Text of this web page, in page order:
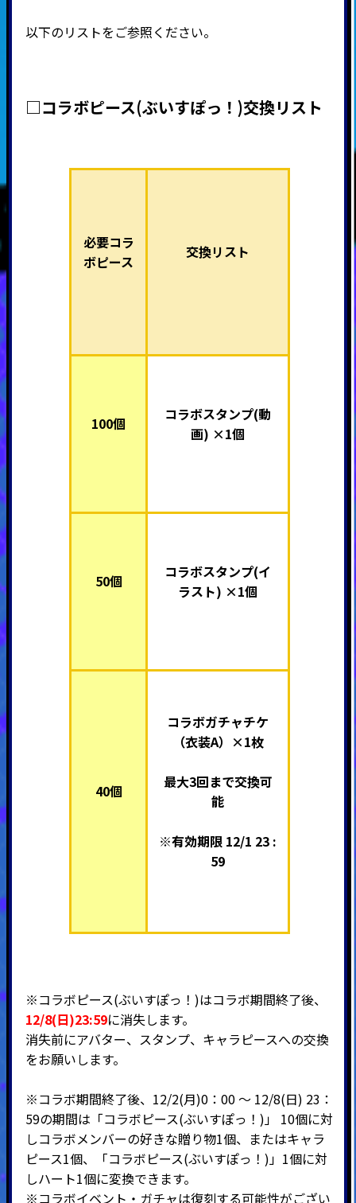
以下のリストをご参照ください。
□コラボピース(ぶいすぽっ！)交換リスト
必要コラ
ボピース
交換リスト
100個
コラボスタンプ(動
画) ×1個
50個
コラボスタンプ(イ
ラスト) ×1個
40個
コラボガチャチケ
（衣装A）×1枚
最大3回まで交換可
能
※有効期限 12/1 23 :
59
※コラボピース(ぶいすぽっ！)はコラボ期間終了後、
12/8(日)23:59に消失します。
消失前にアバター、スタンプ、キャラピースへの交換
をお願いします。
※コラボ期間終了後、12/2(月)0：00 ～ 12/8(日) 23：
59の期間は「コラボピース(ぶいすぽっ！)」 10個に対
しコラボメンバーの好きな贈り物1個、またはキャラ
ピース1個、「コラボピース(ぶいすぽっ！)」1個に対
しハート1個に変換できます。
※コラボイベント・ガチャは復刻する可能性がござい